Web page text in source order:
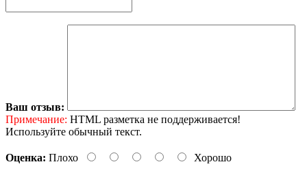
Ваш отзыв:
Примечание: HTML разметка не поддерживается!
Используйте обычный текст.
Оценка: Плохо Хорошо